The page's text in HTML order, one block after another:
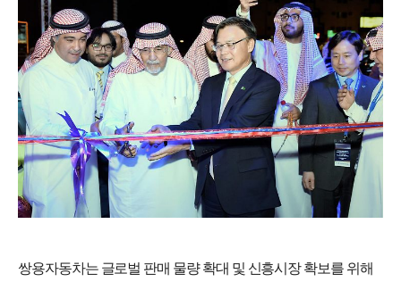
쌍용자동차는 글로벌 판매 물량 확대 및 신흥시장 확보를 위해